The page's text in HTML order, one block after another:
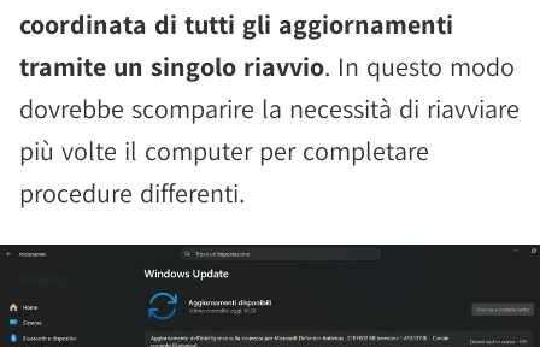
coordinata di tutti gli aggiornamenti
tramite un singolo riavvio. In questo modo
dovrebbe scomparire la necessità di riavviare
più volte il computer per completare
procedure differenti.